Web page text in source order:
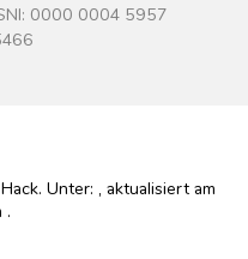
0000 0004 5957
Unter:
, aktualisiert am
.